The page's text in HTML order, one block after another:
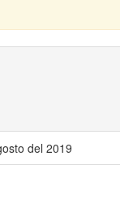
del 2019